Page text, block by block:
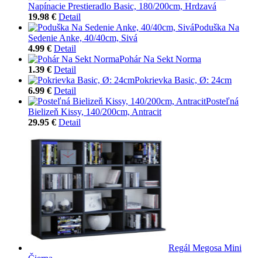
Napínacie Prestieradlo Basic, 180/200cm, Hrdzavá
19.98 € Detail
Poduška Na
Sedenie Anke, 40/40cm, Sivá
4.99 € Detail
Pohár Na Sekt Norma
1.39 € Detail
Pokrievka Basic, Ø: 24cm
6.99 € Detail
Posteľná
Bielizeň Kissy, 140/200cm, Antracit
29.95 € Detail
Regál Megosa Mini